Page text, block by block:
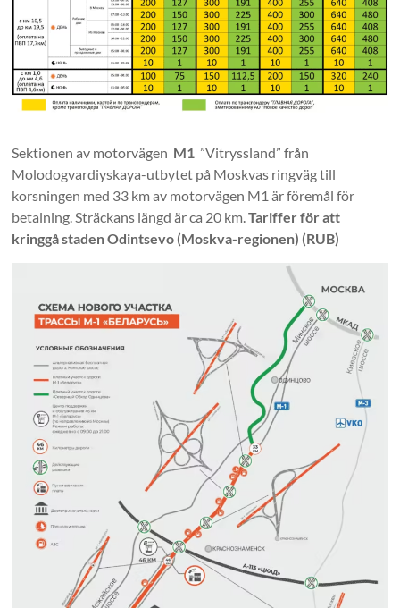
Sektionen av motorvägen M1 ”Vitryssland” från
Molodogvardiyskaya-utbytet på Moskvas ringväg till
korsningen med 33 km av motorvägen M1 är föremål för
betalning. Sträckans längd är ca 20 km.Tariffer för att
kringgå staden Odintsevo (Moskva-regionen) (RUB)